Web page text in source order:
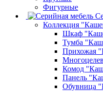
Фигурные
Коллекция
Шкаф
Тумба
Прихожая
Комод
Панель
Обувница